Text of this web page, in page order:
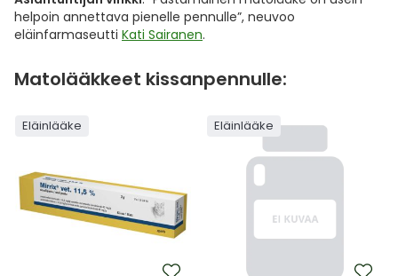
helpoin annettava pienelle pennulle”, neuvoo
eläinfarmaseutti Kati Sairanen.
Matolääkkeet kissanpennulle:
Eläinlääke Eläinlääke